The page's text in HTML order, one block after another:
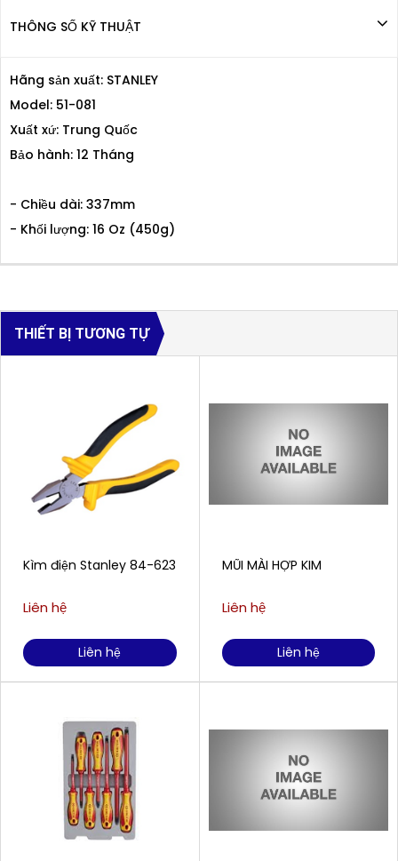
THÔNG SỐ KỸ THUẬT
Hãng sản xuất: STANLEY
Model: 51-081
Xuất xứ: Trung Quốc
Bảo hành: 12 Tháng
- Chiều dài: 337mm
- Khối lượng: 16 Oz (450g)
THIẾT BỊ TƯƠNG TỰ
Kìm điện Stanley 84-623
Liên hệ
Liên hệ
MŨI MÀI HỢP KIM
Liên hệ
Liên hệ